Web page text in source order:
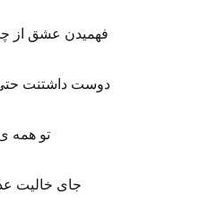
فهمیدن عشق از
دوست داشتنت
تو همه
جای خالیت